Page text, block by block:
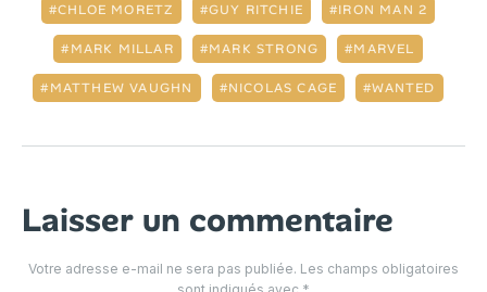
CHLOE MORETZ GUY RITCHIE IRON MAN 2
MARK MILLAR MARK STRONG MARVEL
MATTHEW VAUGHN NICOLAS CAGE WANTED
Laisser un commentaire
Votre adresse e-mail ne sera pas publiée. Les champs obligatoires